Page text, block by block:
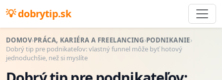
dobrytip.sk
DOMOV›PRÁCA, KARIÉRA A FREELANCING›PODNIKANIE›
Dobrý tip pre podnikateľov: vlastný funnel môže byť hotový
jednoduchšie, než si myslíte